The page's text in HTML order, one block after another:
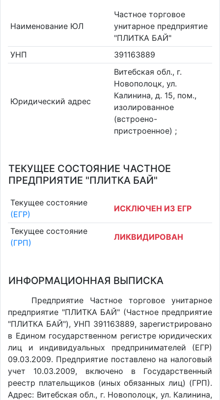
Наименование ЮЛ
Частное торговое
унитарное предприятие
"ПЛИТКА БАЙ"
УНП
391163889
Юридический адрес
Витебская обл., г.
Новополоцк, ул.
Калинина, д. 15, пом.,
изолированное
(встроено-
пристроенное) ;
ТЕКУЩЕЕ СОСТОЯНИЕ ЧАСТНОЕ
ПРЕДПРИЯТИЕ "ПЛИТКА БАЙ"
Текущее состояние
(ЕГР)
ИСКЛЮЧЕН ИЗ ЕГР
Текущее состояние
(ГРП)
ЛИКВИДИРОВАН
ИНФОРМАЦИОННАЯ ВЫПИСКА
Предприятие Частное торговое унитарное
предприятие "ПЛИТКА БАЙ" (Частное предприятие
"ПЛИТКА БАЙ"), УНП 391163889, зарегистрировано
в Едином государственном регистре юридических
лиц и индивидуальных предпринимателей (ЕГР)
09.03.2009. Предприятие поставлено на налоговый
учет 10.03.2009, включено в Государственный
реестр плательщиков (иных обязанных лиц) (ГРП).
Адрес: Витебская обл., г. Новополоцк, ул. Калинина,